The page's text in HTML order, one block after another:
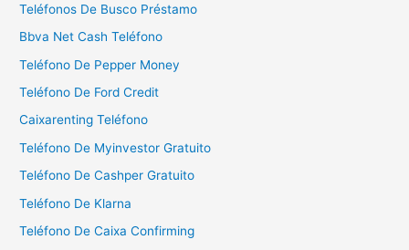
Teléfonos De Busco Préstamo
Bbva Net Cash Teléfono
Teléfono De Pepper Money
Teléfono De Ford Credit
Caixarenting Teléfono
Teléfono De Myinvestor Gratuito
Teléfono De Cashper Gratuito
Teléfono De Klarna
Teléfono De Caixa Confirming